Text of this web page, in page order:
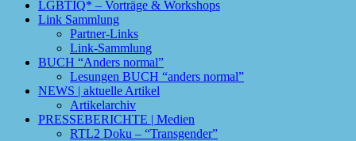
LGBTIQ* – Vorträge & Workshops
Link Sammlung
Partner-Links
Link-Sammlung
BUCH “Anders normal”
Lesungen BUCH “anders normal”
NEWS | aktuelle Artikel
Artikelarchiv
PRESSEBERICHTE | Medien
RTL2 Doku – “Transgender”